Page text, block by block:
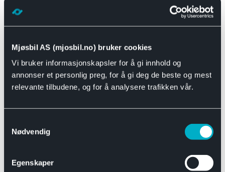
Mjøsbil AS (mjosbil.no) bruker cookies
Vi bruker informasjonskapsler for å gi innhold og
annonser et personlig preg, for å gi deg de beste og mest
relevante tilbudene, og for å analysere trafikken vår.
Nødvendig
Egenskaper
Motor og drivverk
Se alle Universal
Bremsedeler
Se alle Bremsedeler
Bremsenippler
Drivline og motor
Se alle Drivline og motor
Eksosanlegg